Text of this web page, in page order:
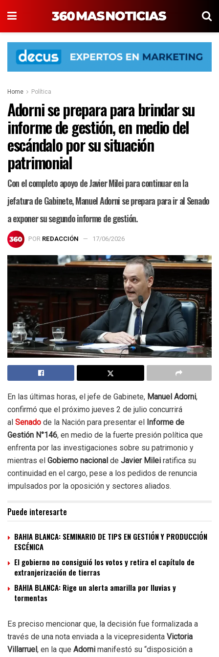
Home Política
Adorni se prepara para brindar su
informe de gestión, en medio del
escándalo por su situación
patrimonial
Con el completo apoyo de Javier Milei para continuar en la
jefatura de Gabinete, Manuel Adorni se prepara para ir al Senado
a exponer su segundo informe de gestión.
POR REDACCIÓN 17/06/2026
En las últimas horas, el jefe de Gabinete, Manuel Adorni,
confirmó que el próximo jueves 2 de julio concurrirá
al Senado de la Nación para presentar el
Informe de
Gestión N°146, en medio de la fuerte presión política que
enfrenta por las investigaciones sobre su patrimonio y
mientras el Gobierno nacional de Javier Milei ratifica su
continuidad en el cargo, pese a los pedidos de renuncia
impulsados por la oposición y sectores aliados.
Puede interesarte
BAHIA BLANCA: SEMINARIO DE TIPS EN GESTIÓN Y PRODUCCIÓN
ESCÉNICA
El gobierno no consiguió los votos y retira el capítulo de
extranjerización de tierras
BAHIA BLANCA: Rige un alerta amarilla por lluvias y
tormentas
Es preciso mencionar que, la decisión fue formalizada a
través de una nota enviada a la vicepresidenta Victoria
Villarruel , en la que Adorni manifestó su “disposición a